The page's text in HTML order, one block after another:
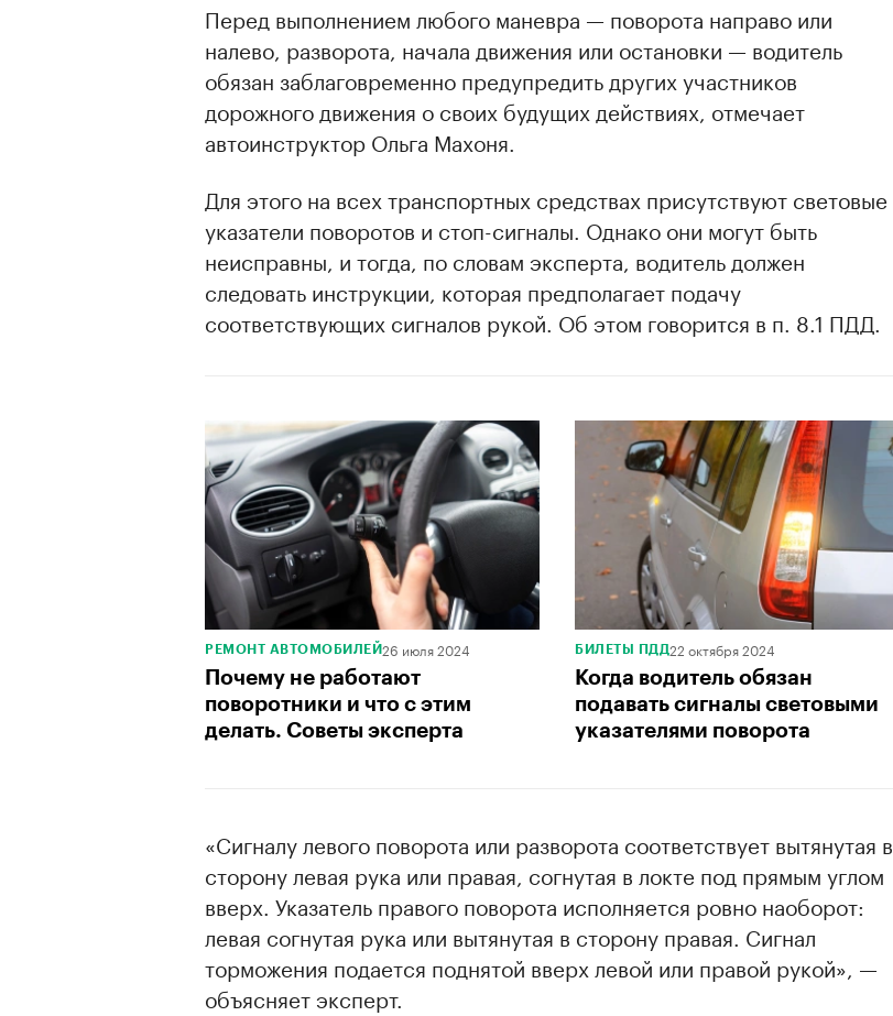
Перед выполнением любого маневра — поворота направо или
налево, разворота, начала движения или остановки — водитель
обязан заблаговременно предупредить других участников
дорожного движения о своих будущих действиях, отмечает
автоинструктор Ольга Махоня.
Для этого на всех транспортных средствах присутствуют световые
указатели поворотов и стоп-сигналы. Однако они могут быть
неисправны, и тогда, по словам эксперта, водитель должен
следовать инструкции, которая предполагает подачу
соответствующих сигналов рукой. Об этом говорится в п. 8.1 ПДД.
РЕМОНТ АВТОМОБИЛЕЙ26 июля 2024
Почему не работают
поворотники и что с этим
делать. Советы эксперта
БИЛЕТЫ ПДД 22 октября 2024
Когда водитель обязан
подавать сигналы световыми
указателями поворота
«Сигналу левого поворота или разворота соответствует вытянутая в
сторону левая рука или правая, согнутая в локте под прямым углом
вверх. Указатель правого поворота исполняется ровно наоборот:
левая согнутая рука или вытянутая в сторону правая. Сигнал
торможения подается поднятой вверх левой или правой рукой», —
объясняет эксперт.